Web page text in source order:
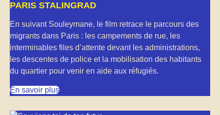
PARIS STALINGRAD
En suivant Souleymane, le film retrace le parcours des
migrants dans Paris : les campements de rue, les
interminables files d’attente devant les administrations,
les descentes de police et la mobilisation des habitants
du quartier pour venir en aide aux réfugiés.
En savoir plus